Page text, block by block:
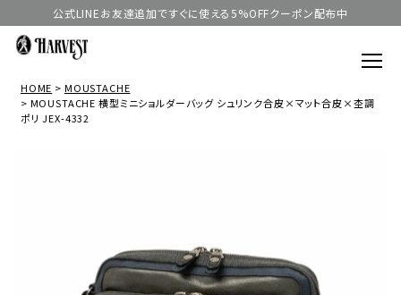
公式LINEお友達追加ですぐに使える5%OFFクーポン配布中
HOME
MOUSTACHE
MOUSTACHE 横型ミニショルダーバッグ シュリンク合皮×マット合皮×杢調
ポリ JEX-4332